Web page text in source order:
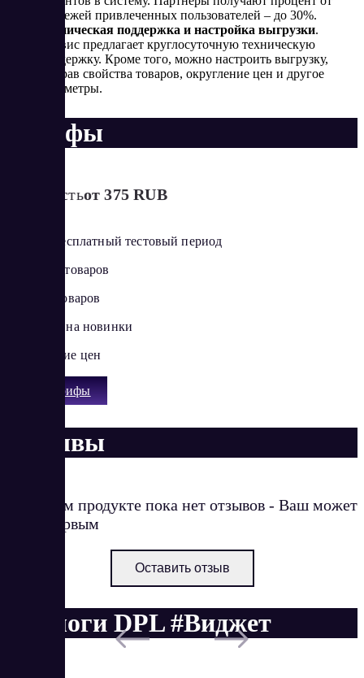
платежей привлеченных пользователей – до 30%.
Техническая поддержка и настройка выгрузки.
Сервис предлагает круглосуточную техническую
поддержку. Кроме того, можно настроить выгрузку,
выбрав свойства товаров, округление цен и другое
параметры.
Тарифы
Стоимостьот 375 RUB
14 дней бесплатный тестовый период
Выгрузка товаров
Каталог товаров
Подписка на новинки
Обновление цен
Все тарифы
Отзывы
О данном продукте пока нет отзывов - Ваш может
стать первым
Оставить отзыв
Аналоги DPL #Виджет